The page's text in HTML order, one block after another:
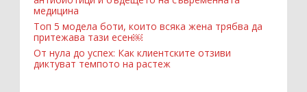
медицина
Топ 5 модела боти, които всяка жена трябва да
притежава тази есен￼
От нула до успех: Как клиентските отзиви
диктуват темпото на растеж